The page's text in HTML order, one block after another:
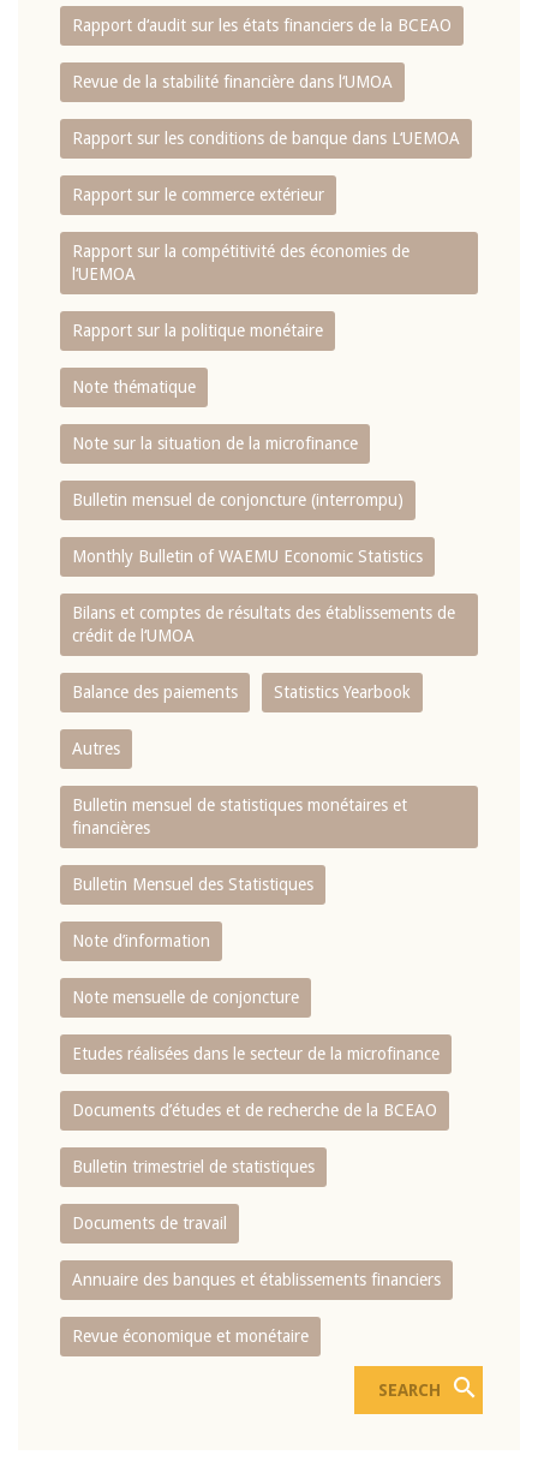
Rapport d‘audit sur les états financiers de la BCEAO
Revue de la stabilité financière dans l‘UMOA
Rapport sur les conditions de banque dans L‘UEMOA
Rapport sur le commerce extérieur
Rapport sur la compétitivité des économies de
l‘UEMOA
Rapport sur la politique monétaire
Note thématique
Note sur la situation de la microfinance
Bulletin mensuel de conjoncture (interrompu)
Monthly Bulletin of WAEMU Economic Statistics
Bilans et comptes de résultats des établissements de
crédit de l‘UMOA
Balance des paiements Statistics Yearbook
Autres
Bulletin mensuel de statistiques monétaires et
financières
Bulletin Mensuel des Statistiques
Note d’information
Note mensuelle de conjoncture
Etudes réalisées dans le secteur de la microfinance
Documents d’études et de recherche de la BCEAO
Bulletin trimestriel de statistiques
Documents de travail
Annuaire des banques et établissements financiers
Revue économique et monétaire